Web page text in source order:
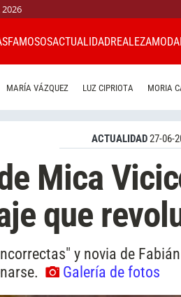
2026
FAMOSOSACTUALIDADREALEZAMODA
MARÍA VÁZQUEZ LUZ CIPRIOTA MORIA
ACTUALIDAD27-06-
Mica
que
y novia de
Galería de fotos